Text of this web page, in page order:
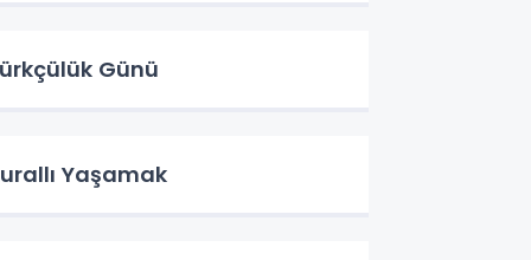
Günü
Yaşamak